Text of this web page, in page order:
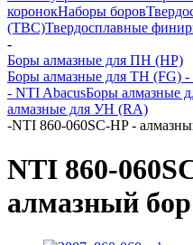
коронокНаборы боров
(ТВС)Твердосплавные
-
Боры алмазные для ПН (HP)
Боры алмазные для ТН (FG)
- NTI AbacusБоры алмазные
алмазные для УН (RA)
-NTI 860-060SC-HP -
NTI 860-
алмазный